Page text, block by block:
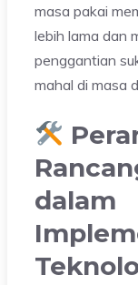
masa pakai
lebih lama dan
penggantian
mahal di masa
dalam